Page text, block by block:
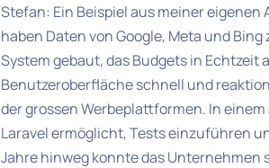
Stefan: Ein Beispiel aus meiner
haben Daten von Google, Meta und
System gebaut, das Budgets in Echtzeit
Benutzeroberfläche schnell und
der grossen Werbeplattformen. In
Laravel ermöglicht, Tests einzuführen
Jahre hinweg konnte das Unternehmen